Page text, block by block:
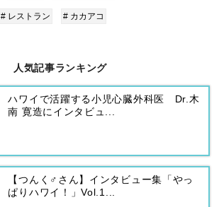
# レストラン # カカアコ
人気記事ランキング
ハワイで活躍する小児心臓外科医 Dr.木
南 寛造にインタビュ...
【つんく♂さん】インタビュー集「やっ
ぱりハワイ！」Vol.1...